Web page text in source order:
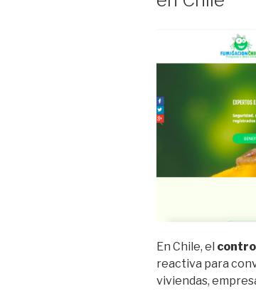
y
En Chile, el
reactiva para
viviendas,